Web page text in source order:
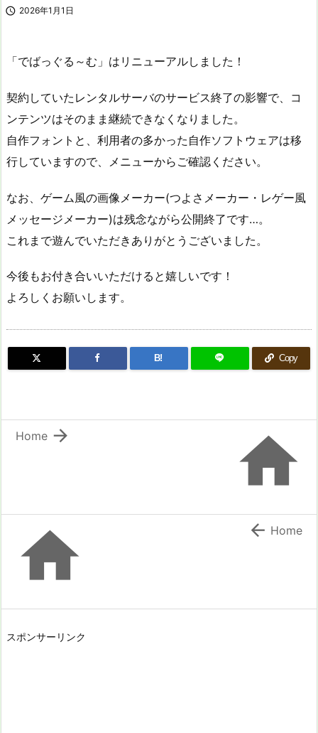
 2026年1月1日
「でばっぐる～む」はリニューアルしました！
契約していたレンタルサーバのサービス終了の影響で、コ
ンテンツはそのまま継続できなくなりました。
自作フォントと、利用者の多かった自作ソフトウェアは移
行していますので、メニューからご確認ください。
なお、ゲーム風の画像メーカー(つよさメーカー・レゲー風
メッセージメーカー)は残念ながら公開終了です…。
これまで遊んでいただきありがとうございました。
今後もお付き合いいただけると嬉しいです！
よろしくお願いします。
B! Copy


Home
  Home
スポンサーリンク